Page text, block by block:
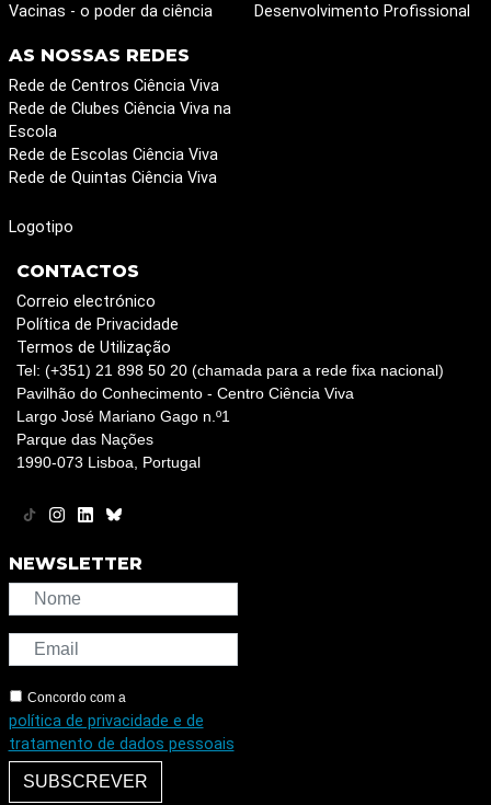
Vacinas - o poder da ciência
Desenvolvimento Profissional
AS NOSSAS REDES
Rede de Centros Ciência Viva
Rede de Clubes Ciência Viva na
Escola
Rede de Escolas Ciência Viva
Rede de Quintas Ciência Viva
Logotipo
CONTACTOS
Correio electrónico
Política de Privacidade
Termos de Utilização
Tel: (+351) 21 898 50 20 (chamada para a rede fixa nacional)
Pavilhão do Conhecimento - Centro Ciência Viva
Largo José Mariano Gago n.º1
Parque das Nações
1990-073 Lisboa, Portugal
NEWSLETTER
Concordo com a
política de privacidade e de
tratamento de dados pessoais
SUBSCREVER